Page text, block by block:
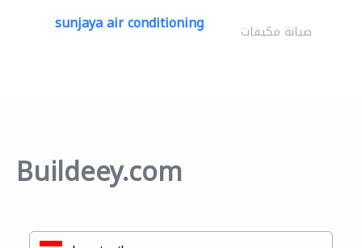
sunjaya air conditioning صيانة مكيفات
Buildeey.com